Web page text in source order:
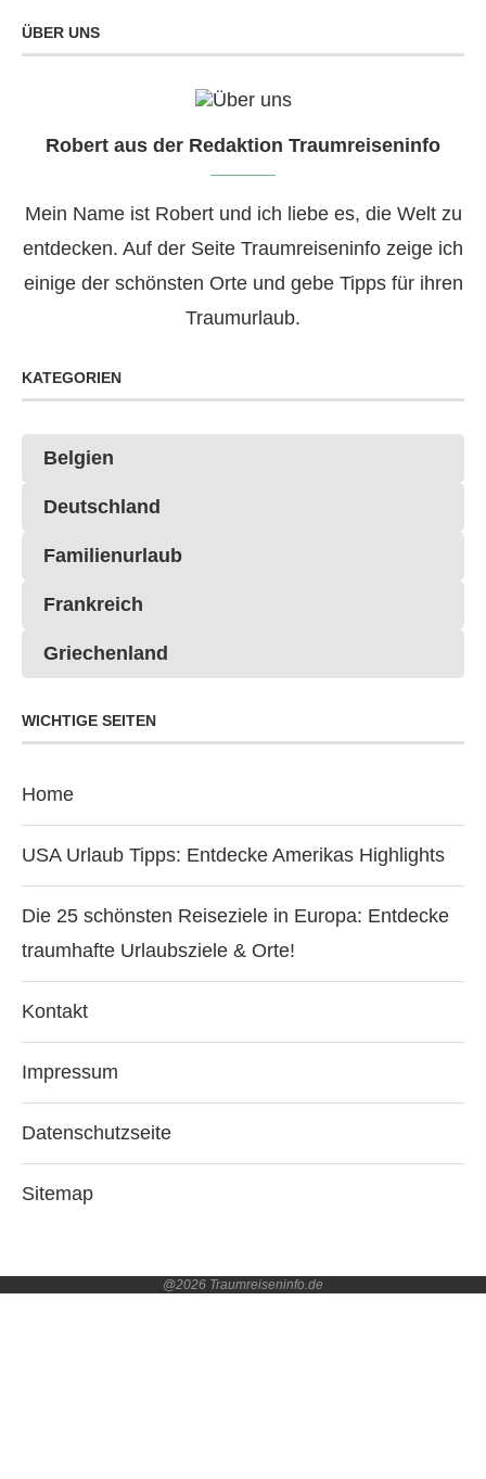
ÜBER UNS
Robert aus der Redaktion Traumreiseninfo
Mein Name ist Robert und ich liebe es, die Welt zu
entdecken. Auf der Seite Traumreiseninfo zeige ich
einige der schönsten Orte und gebe Tipps für ihren
Traumurlaub.
KATEGORIEN
Belgien
Deutschland
Familienurlaub
Frankreich
Griechenland
WICHTIGE SEITEN
Home
USA Urlaub Tipps: Entdecke Amerikas Highlights
Die 25 schönsten Reiseziele in Europa: Entdecke
traumhafte Urlaubsziele & Orte!
Kontakt
Impressum
Datenschutzseite
Sitemap
@2026 Traumreiseninfo.de